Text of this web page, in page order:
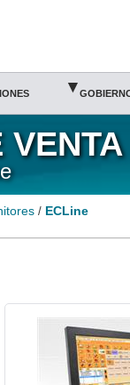
▾
VENTA
/ ECLine